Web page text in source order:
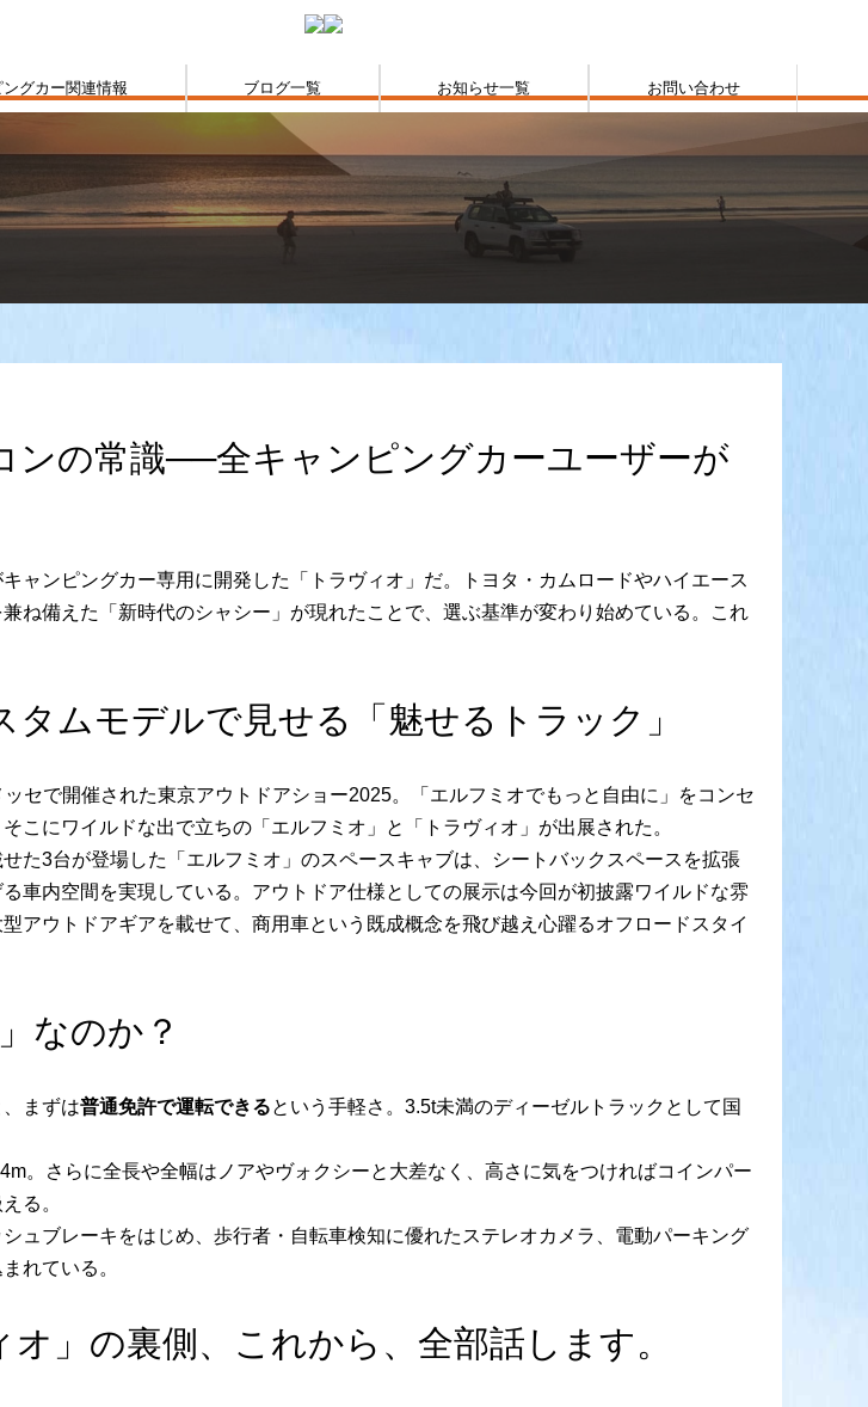
ングカー関連情報 ブログ一覧 お知らせ一覧 お問い合わせ
ンの常識──全キャンピングカーユーザーが
ャンピングカー専用に開発した「トラヴィオ」だ。トヨタ・カムロードやハイエース
ね備えた「新時代のシャシー」が現れたことで、選ぶ基準が変わり始めている。これ
ムモデルで見せる「魅せるトラック」
セで開催された東京アウトドアショー2025。「エルフミオでもっと自由に」をコンセ
にワイルドな出で立ちの「エルフミオ」と「トラヴィオ」が出展された。
た3台が登場した「エルフミオ」のスペースキャブは、シートバックスペースを拡張
車内空間を実現している。アウトドア仕様としての展示は今回が初披露ワイルドな雰
アウトドアギアを載せて、商用車という既成概念を飛び越え心躍るオフロードスタイ
なのか？
まずは普通免許で運転できるという手軽さ。3.5t未満のディーゼルトラックとして国
。さらに全長や全幅はノアやヴォクシーと大差なく、高さに気をつければコインパー
る。
ュブレーキをはじめ、歩行者・自転車検知に優れたステレオカメラ、電動パーキング
れている。
」の裏側、これから、全部話します。